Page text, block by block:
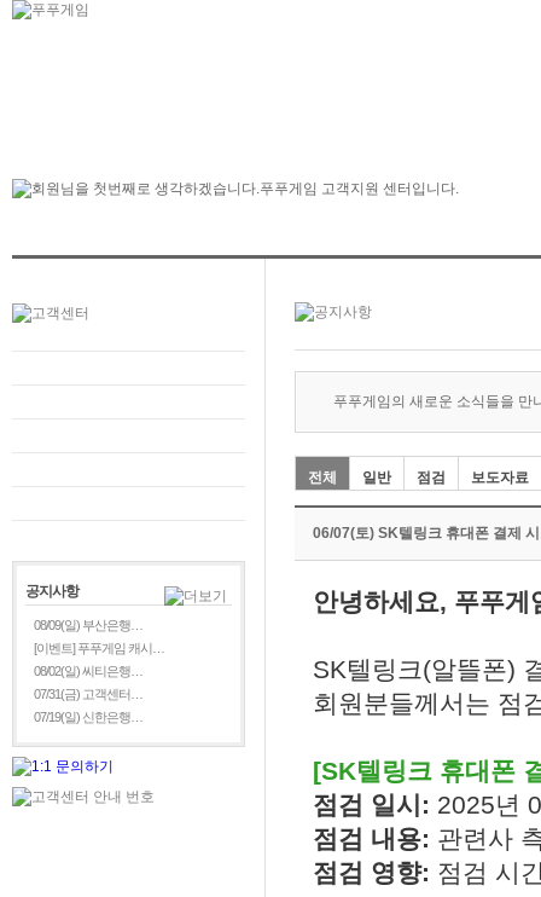
공지사항
08/09(일) 부산은행…
[이벤트] 푸푸게임 캐시…
08/02(일) 씨티은행…
07/31(금) 고객센터…
07/19(일) 신한은행…
푸푸게임의 새로운 소식들을 만
전체 일반 점검 보도자료
06/07(토) SK텔링크 휴대폰 결제
안녕하세요, 푸푸게
SK텔링크(알뜰폰)
회원분들께서는 점
[SK텔링크 휴대폰
점검 일시: 2025년
점검 내용: 관련사
점검 영향: 점검 시